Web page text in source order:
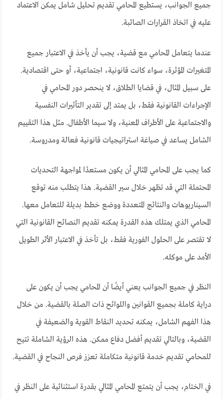
جميع الجوانب، يستطيع المحامي تقديم تحليل شامل يمكن الاعتماد
عليه في اتخاذ القرارات الصائبة.
عندما يتعامل المحامي مع قضية، يجب أن يأخذ في الاعتبار جميع
المتغيرات المؤثرة، سواء كانت قانونية، اجتماعية، أو حتى اقتصادية.
على سبيل المثال، في قضايا الطلاق، لا ينحصر دور المحامي في
الإجراءات القانونية فقط، بل يمتد إلى تقدير التأثيرات النفسية
والاجتماعية على الأطراف المعنية، ولا سيما الأطفال. مثل هذا التقييم
الشامل يساعد في صياغة استراتيجيات قانونية فعالة ومدروسة.
كما يجب على المحامي المثالي أن يكون مستعدًا لمواجهة التحديات
المحتملة التي قد تظهر خلال سير القضية. هذا يتطلب منه توقع
السيناريوهات والنتائج المتعددة ووضع خطط بديلة للتعامل معها.
المحامي الذي يمتلك هذه القدرة يمكنه تقديم النصائح القانونية التي
لا تقتصر على الحلول الفورية فقط، بل تأخذ في الاعتبار الأثر الطويل
الأمد على موكله.
النظر في جميع الجوانب يعني أيضًا أن المحامي يجب أن يكون على
دراية كاملة بجميع القوانين واللوائح ذات الصلة بالقضية. من خلال
هذا الفهم الشامل، يمكنه تحديد النقاط القوية والضعيفة في
القضية، وبالتالي تقديم أفضل دفاع ممكن. هذه الرؤية الشاملة تتيح
للمحامي تقديم خدمة قانونية متكاملة تعزز فرص النجاح في القضية.
في الختام، يجب أن يتمتع المحامي المثالي بقدرة استثنائية على النظر في